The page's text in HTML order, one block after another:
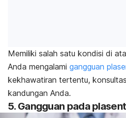
Memiliki salah satu kondisi di
Anda mengalami gangguan
kekhawatiran tertentu,
kandungan Anda.
5. Gangguan pada